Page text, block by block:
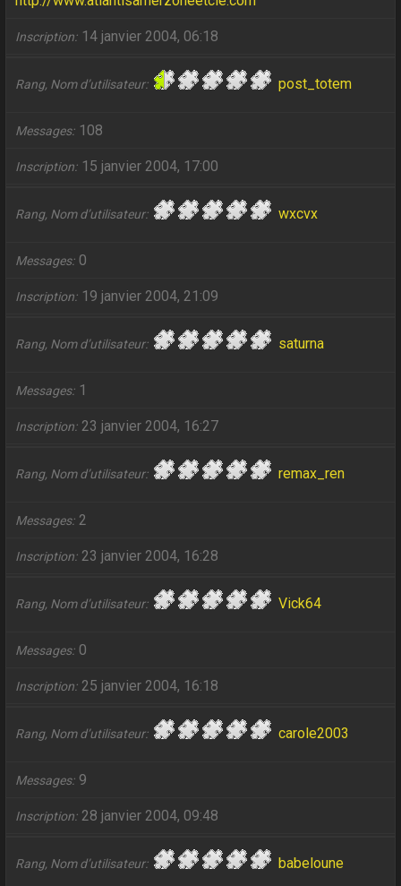
Inscription 14 janvier 2004, 06:18
Rang, Nom d’utilisateur post_totem
Messages 108
Inscription 15 janvier 2004, 17:00
Rang, Nom d’utilisateur wxcvx
Messages 0
Inscription 19 janvier 2004, 21:09
Rang, Nom d’utilisateur saturna
Messages 1
Inscription 23 janvier 2004, 16:27
Rang, Nom d’utilisateur remax_ren
Messages 2
Inscription 23 janvier 2004, 16:28
Rang, Nom d’utilisateur Vick64
Messages 0
Inscription 25 janvier 2004, 16:18
Rang, Nom d’utilisateur carole2003
Messages 9
Inscription 28 janvier 2004, 09:48
Rang, Nom d’utilisateur babeloune